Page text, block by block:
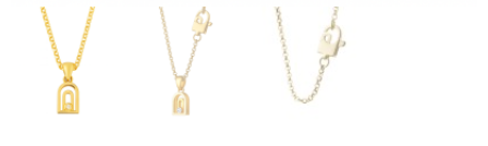
Orecchini